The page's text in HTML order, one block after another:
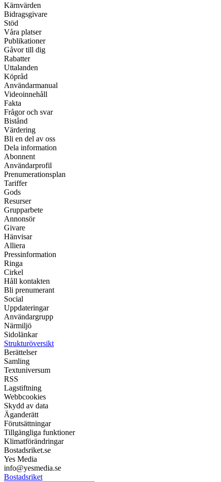
Kärnvärden
Bidragsgivare
Stöd
Våra platser
Publikationer
Gåvor till dig
Rabatter
Uttalanden
Köpråd
Användarmanual
Videoinnehåll
Fakta
Frågor och svar
Bistånd
Värdering
Bli en del av oss
Dela information
Abonnent
Användarprofil
Prenumerationsplan
Tariffer
Gods
Resurser
Grupparbete
Annonsör
Givare
Hänvisar
Alliera
Pressinformation
Ringa
Cirkel
Håll kontakten
Bli prenumerant
Social
Uppdateringar
Användargrupp
Närmiljö
Sidolänkar
Strukturöversikt
Berättelser
Samling
Textuniversum
RSS
Lagstiftning
Webbcookies
Skydd av data
Äganderätt
Förutsättningar
Tillgängliga funktioner
Klimatförändringar
Bostadsriket.se
Yes Media
info@yesmedia.se
Bostadsriket